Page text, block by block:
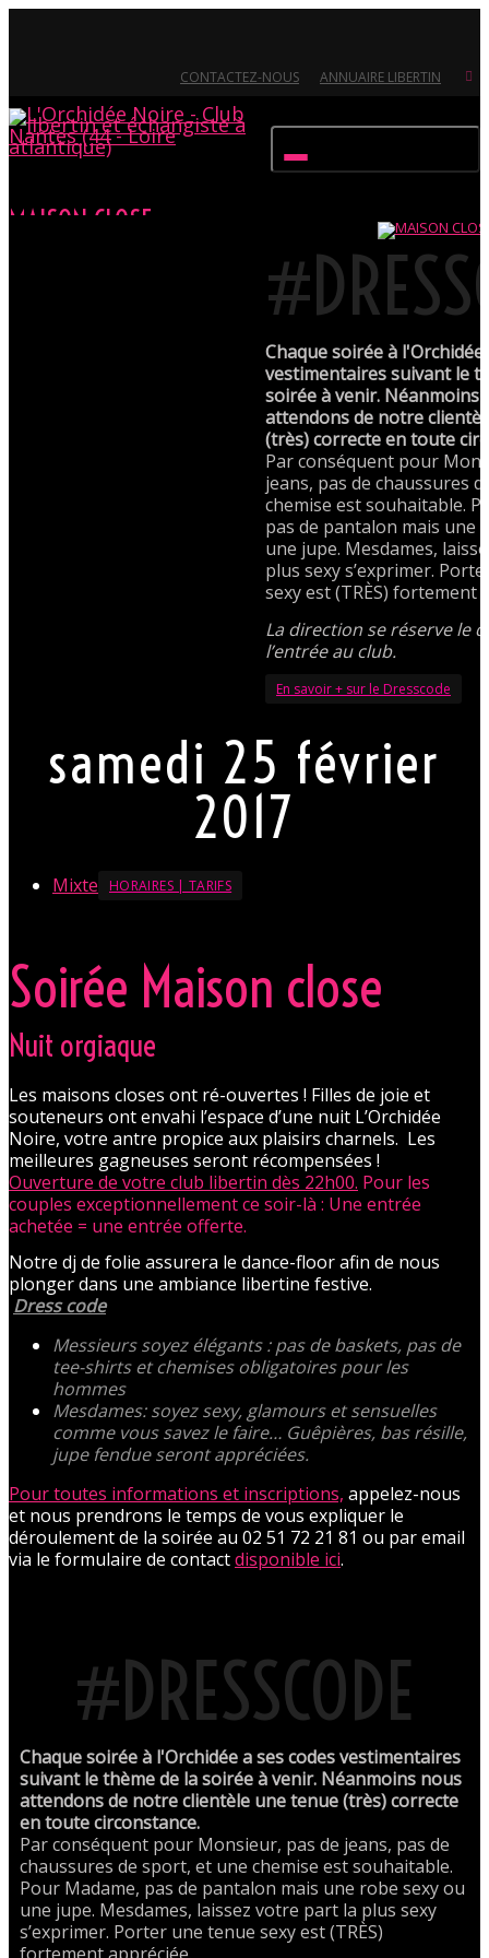
CONTACTEZ-NOUS ANNUAIRE LIBERTIN
MAISON CLOSE
Ouvert 7/7 - Pour toutes informations, contactez-nous au 02.51.72.21.81
Chaque soirée à l'Orchidée
vestimentaires suivant le
soirée à venir. Néanmoins
attendons de notre
(très) correcte en toute
Par conséquent pour
jeans, pas de chaussures
chemise est souhaitable.
pas de pantalon mais une
une jupe. Mesdames,
plus sexy s’exprimer.
sexy est (TRÈS) fortement
La direction se réserve le
l’entrée au club.
En savoir + sur le Dresscode
samedi 25 février
2017
Mixte HORAIRES | TARIFS
Soirée Maison close
Nuit orgiaque
Les maisons closes ont ré-ouvertes ! Filles de joie et
souteneurs ont envahi l’espace d’une nuit L’Orchidée
Noire, votre antre propice aux plaisirs charnels. Les
meilleures gagneuses seront récompensées !
Ouverture de votre club libertin dès 22h00. Pour les
couples exceptionnellement ce soir-là : Une entrée
achetée = une entrée offerte.
Notre dj de folie assurera le dance-floor afin de nous
plonger dans une ambiance libertine festive.
Dress code
Messieurs soyez élégants : pas de baskets, pas de
tee-shirts et chemises obligatoires pour les
hommes
Mesdames: soyez sexy, glamours et sensuelles
comme vous savez le faire… Guêpières, bas résille,
jupe fendue seront appréciées.
Pour toutes informations et inscriptions, appelez-nous
et nous prendrons le temps de vous expliquer le
déroulement de la soirée au 02 51 72 21 81 ou par email
via le formulaire de contactdisponible ici.
#DRESSCODE
Chaque soirée à l'Orchidée a ses codes vestimentaires
suivant le thème de la soirée à venir. Néanmoins nous
attendons de notre clientèle une tenue (très) correcte
en toute circonstance.
Par conséquent pour Monsieur, pas de jeans, pas de
chaussures de sport, et une chemise est souhaitable.
Pour Madame, pas de pantalon mais une robe sexy ou
une jupe. Mesdames, laissez votre part la plus sexy
s’exprimer. Porter une tenue sexy est (TRÈS)
fortement appréciée.